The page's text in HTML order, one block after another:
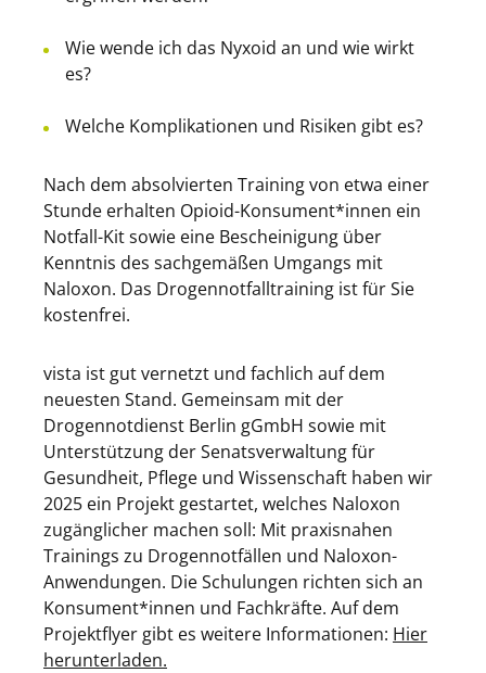
Wie wende ich das Nyxoid an und wie wirkt
es?
Welche Komplikationen und Risiken gibt es?
Nach dem absolvierten Training von etwa einer
Stunde erhalten Opioid-Konsument*innen ein
Notfall-Kit sowie eine Bescheinigung über
Kenntnis des sachgemäßen Umgangs mit
Naloxon. Das Drogennotfalltraining ist für Sie
kostenfrei.
vista ist gut vernetzt und fachlich auf dem
neuesten Stand. Gemeinsam mit der
Drogennotdienst Berlin gGmbH sowie mit
Unterstützung der Senatsverwaltung für
Gesundheit, Pflege und Wissenschaft haben wir
2025 ein Projekt gestartet, welches Naloxon
zugänglicher machen soll: Mit praxisnahen
Trainings zu Drogennotfällen und Naloxon-
Anwendungen. Die Schulungen richten sich an
Konsument*innen und Fachkräfte. Auf dem
Projektflyer gibt es weitere Informationen: Hier
herunterladen.